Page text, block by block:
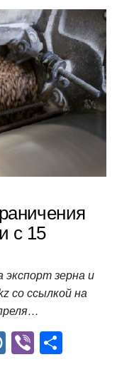
.R
u
er п
р
а
в
и
т
ь
с 15
экспорт зерна и
со ссылкой на
M
Vi